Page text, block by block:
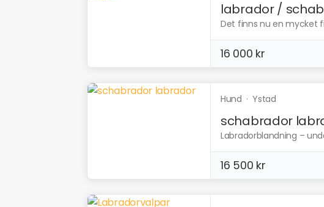
labrador /
Det finns nu en mycket
16 000 kr
Hund ·Ystad
schabrador
Labradorblandning –
16 500 kr